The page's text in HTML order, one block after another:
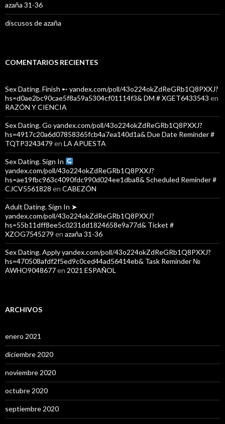
azaña 31-36
discusos de azaña
COMENTARIOS RECIENTES
Sex Dating. Finish ➸ yandex.com/poll/43o224okZdReGRb1Q8PXXJ?
hs=d0ae2bc90cae5f8a59a5304cf01114f3& DM # XGET6433543 en
RAZÓN Y CIENCIA
Sex Dating. Go yandex.com/poll/43o224okZdReGRb1Q8PXXJ?
hs=4917c20a6d07858365fcb4a7ea140d1a& Due Date Reminder #
TQTP3243479 en LA APUESTA
Sex Dating. Sign In
yandex.com/poll/43o224okZdReGRb1Q8PXXJ?
hs=ae19fbc963c4090fdc990d024ee1dba8& Scheduled Reminder #
CJCV5561828 en CABEZÓN
Adult Dating. Sign In ➤
yandex.com/poll/43o224okZdReGRb1Q8PXXJ?
hs=55b11dff8ee5c0231dd1824658e9a77d& Ticket #
XZOG7545279 en azaña 31-36
Sex Dating. Apply yandex.com/poll/43o224okZdReGRb1Q8PXXJ?
hs=470508afdf2f5ed9c0ced44ad56414eb& Task Reminder №
AWHO9048677en 2021 ESPAÑOL
ARCHIVOS
enero 2021
diciembre 2020
noviembre 2020
octubre 2020
septiembre 2020